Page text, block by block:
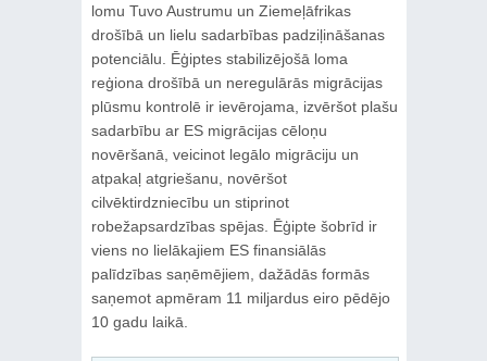
lomu Tuvo Austrumu un Ziemeļāfrikas
drošībā un lielu sadarbības padziļināšanas
potenciālu. Ēģiptes stabilizējošā loma
reģiona drošībā un neregulārās migrācijas
plūsmu kontrolē ir ievērojama, izvēršot plašu
sadarbību ar ES migrācijas cēloņu
novēršanā, veicinot legālo migrāciju un
atpakaļ atgriešanu, novēršot
cilvēktirdzniecību un stiprinot
robežapsardzības spējas. Ēģipte šobrīd ir
viens no lielākajiem ES finansiālās
palīdzības saņēmējiem, dažādās formās
saņemot apmēram 11 miljardus eiro pēdējo
10 gadu laikā.